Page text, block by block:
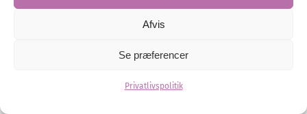
Afvis
Se præferencer
Privatlivspolitik